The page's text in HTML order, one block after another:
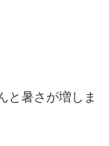
と暑さが増しま